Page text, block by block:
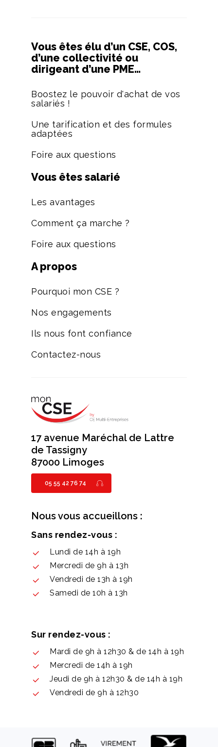
Vous êtes élu d’un CSE, COS,
d’une collectivité ou
dirigeant d’une PME…
Boostez le pouvoir d'achat de vos
salariés !
Une tarification et des formules
adaptées
Foire aux questions
Vous êtes salarié
Les avantages
Comment ça marche ?
Foire aux questions
A propos
Pourquoi mon CSE ?
Nos engagements
Ils nous font confiance
Contactez-nous
17 avenue Maréchal de Lattre
de Tassigny
87000 Limoges
05 55 42 76 74
Nous vous accueillons :
Sans rendez-vous :
Lundi de 14h à 19h
Mercredi de 9h à 13h
Vendredi de 13h à 19h
Samedi de 10h à 13h
Sur rendez-vous :
Mardi de 9h à 12h30 & de 14h à 19h
Mercredi de 14h à 19h
Jeudi de 9h à 12h30 & de 14h à 19h
Vendredi de 9h à 12h30